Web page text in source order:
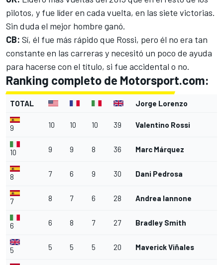
pilotos, y fue líder en cada vuelta, en las siete victorias.
Sin duda el mejor hombre ganó.
CB: Sí, él fue más rápido que Rossi, pero él no era tan
constante en las carreras y necesitó un poco de ayuda
para hacerse con el título, si fue accidental o no.
Ranking completo de Motorsport.com:
TOTAL Jorge Lorenzo
9 10 10 10 39 Valentino Rossi
10 9 9 8 36 Marc Márquez
8 7 6 9 30 Dani Pedrosa
7 8 7 6 28 Andrea Iannone
6 6 8 7 27 Bradley Smith
5 5 5 5 20 Maverick Viñales